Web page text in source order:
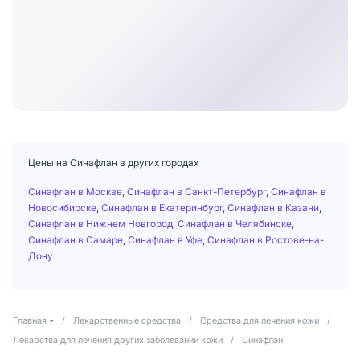
Цены на Синафлан в других городах
Синафлан в Москве Синафлан в Санкт-Петербург, Синафлан в
Новосибирске Синафлан в Екатеринбург, Синафлан в Казани
Синафлан в Нижнем Новгород Синафлан в Челябинске
Синафлан в Самаре Синафлан в Уфе Синафлан в Ростове-на-
Дону
Главная / Лекарственные средства / Средства для лечения кожи
/
Лекарства для лечения других заболеваний кожи
/ Синафлан